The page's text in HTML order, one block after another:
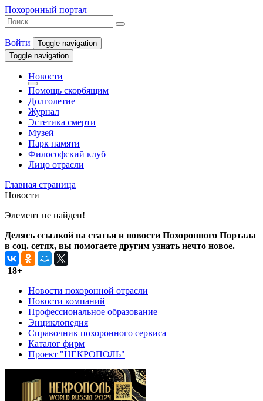
Похоронный портал
Войти
Toggle navigation
Toggle navigation
Новости
Помощь скорбящим
Долголетие
Журнал
Эстетика смерти
Музей
Парк памяти
Философский клуб
Лицо отрасли
Главная страница
Новости
Элемент не найден!
Делясь ссылкой на статьи и новости Похоронного Портала
в соц. сетях, вы помогаете другим узнать нечто новое.
18+
Новости похоронной отрасли
Новости компаний
Профессиональное образование
Энциклопедия
Справочник похоронного сервиса
Каталог фирм
Проект "НЕКРОПОЛЬ"